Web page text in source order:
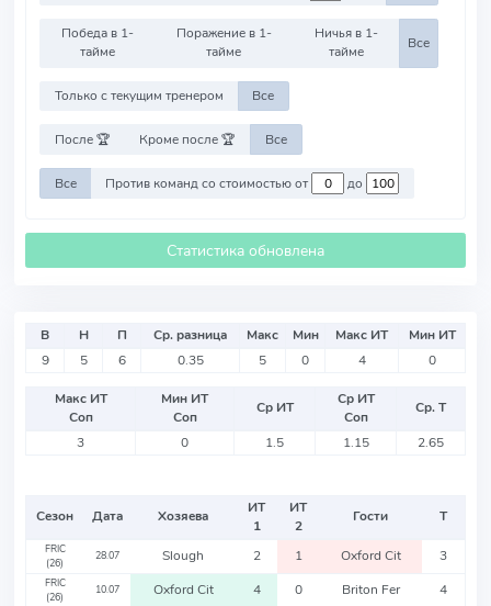
Победа в 1-
тайме
Поражение в 1-
тайме
Ничья в 1-
тайме
Все
Только с текущим тренером Все
После 🏆 Кроме после 🏆 Все
Все Против команд со стоимостью от до
Статистика обновлена
В Н П Ср. разница Макс Мин Макс ИТ
Мин ИТ
9
5 6 0.35 5 0 4 0
Макс ИТ
Соп
Мин ИТ
Соп
Ср ИТ
Ср ИТ
Соп
Ср. Т
3
0 1.5 1.15 2.65
Сезон Дата Хозяева
ИТ
1
ИТ
2
Гости Т
FRIC
(26)
28.07 Slough 2 1 Oxford Cit 3
FRIC
(26)
10.07 Oxford Cit 4 0 Briton Fer 4